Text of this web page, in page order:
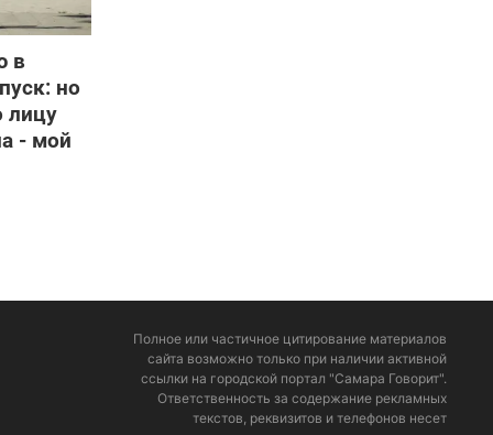
в
но
лицу
- мой
Полное или частичное цитирование материалов
сайта возможно только при наличии активной
ссылки на городской портал "Самара Говорит".
Ответственность за содержание рекламных
текстов, реквизитов и телефонов несет